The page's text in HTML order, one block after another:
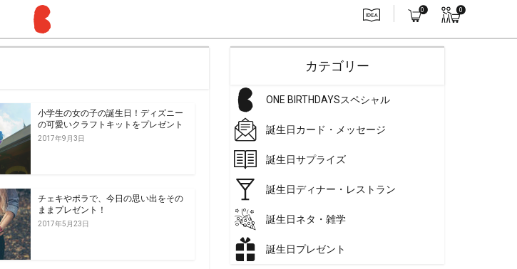
0 0
小学生の女の子の誕生日！ディズニー
の可愛いクラフトキットをプレゼント
2017年9月3日
チェキやポラで、今日の思い出をその
ままプレゼント！
2017年5月23日
カテゴリー
ONE BIRTHDAYSスペシャル
誕生日カード・メッセージ
誕生日サプライズ
誕生日ディナー・レストラン
誕生日ネタ・雑学
誕生日プレゼント